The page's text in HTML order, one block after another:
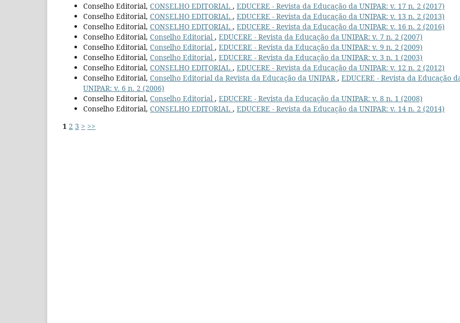
Conselho Editorial, CONSELHO EDITORIAL , EDUCERE - Revista da Educação da UNIPAR: v. 17 n. 2 (2017)
Conselho Editorial, CONSELHO EDITORIAL , EDUCERE - Revista da Educação da UNIPAR: v. 13 n. 2 (2013)
Conselho Editorial, CONSELHO EDITORIAL , EDUCERE - Revista da Educação da UNIPAR: v. 16 n. 2 (2016)
Conselho Editorial, Conselho Editorial , EDUCERE - Revista da Educação da UNIPAR: v. 7 n. 2 (2007)
Conselho Editorial, Conselho Editorial , EDUCERE - Revista da Educação da UNIPAR: v. 9 n. 2 (2009)
Conselho Editorial, Conselho Editorial , EDUCERE - Revista da Educação da UNIPAR: v. 3 n. 1 (2003)
Conselho Editorial, CONSELHO EDITORIAL , EDUCERE - Revista da Educação da UNIPAR: v. 12 n. 2 (2012)
Conselho Editorial, Conselho Editorial da Revista da Educação da UNIPAR , EDUCERE - Revista da Educação
UNIPAR: v. 6 n. 2 (2006)
Conselho Editorial, Conselho Editorial , EDUCERE - Revista da Educação da UNIPAR: v. 8 n. 1 (2008)
Conselho Editorial, CONSELHO EDITORIAL , EDUCERE - Revista da Educação da UNIPAR: v. 14 n. 2 (2014)
1 2 3 > >>